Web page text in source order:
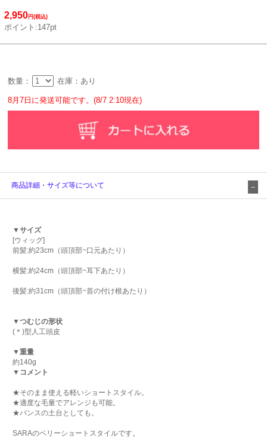
2,950円(税込)
ポイント:147pt
数量： 在庫：あり
8月7日に発送可能です。(8/7 2:10現在)
商品詳細・サイズ等について
▼サイズ
[ウィッグ]
前髪:約23cm（頭頂部~口元あたり）
横髪:約24cm（頭頂部~耳下あたり）
後髪:約31cm（頭頂部~首の付け根あたり）
▼つむじの形状
(＊)型人工頭皮
▼重量
約140g
▼コメント
★そのまま使える軽いショートスタイル。
★適度な毛量でアレンジも可能。
★バンスの土台としても。
SARAのベリーショートスタイルです。